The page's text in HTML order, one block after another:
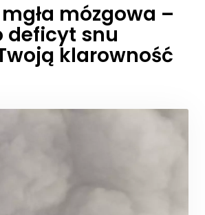
mózgowa –
deficyt snu
klarowność